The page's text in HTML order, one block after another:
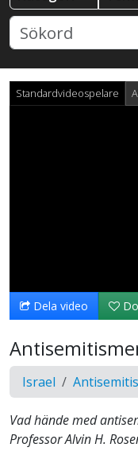
Standardvideospelare
Dela video
Israel
Vad hände med
Professor Alvin H.